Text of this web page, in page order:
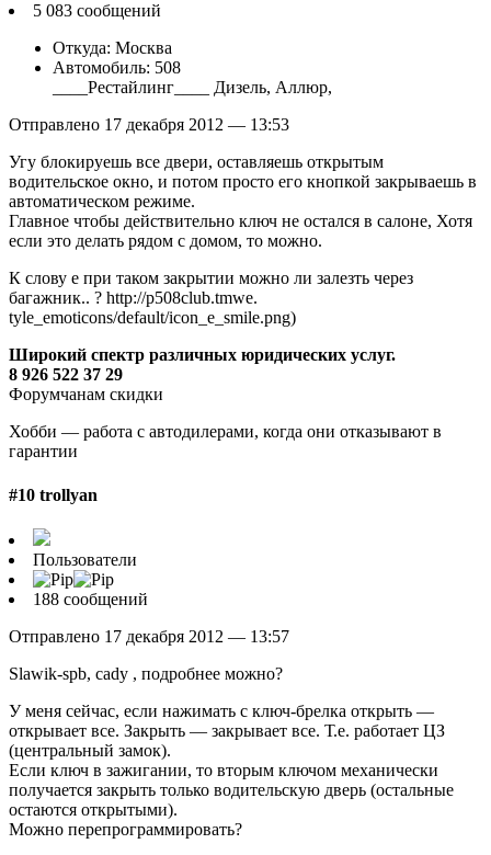
5 083 сообщений
Откуда: Москва
Автомобиль: 508
____Рестайлинг____ Дизель, Аллюр,
Отправлено 17 декабря 2012 — 13:53
Угу блокируешь все двери, оставляешь открытым
водительское окно, и потом просто его кнопкой закрываешь в
автоматическом режиме.
Главное чтобы действительно ключ не остался в салоне, Хотя
если это делать рядом с домом, то можно.
К слову е при таком закрытии можно ли залезть через
багажник.. ? http://p508club.tmwe.
tyle_emoticons/default/icon_e_smile.png)
Широкий спектр различных юридических услуг.
8 926 522 37 29
Форумчанам скидки
Хобби — работа с автодилерами, когда они отказывают в
гарантии
#10 trollyan
Пользователи
188 сообщений
Отправлено 17 декабря 2012 — 13:57
Slawik-spb, cady , подробнее можно?
У меня сейчас, если нажимать с ключ-брелка открыть —
открывает все. Закрыть — закрывает все. Т.е. работает ЦЗ
(центральный замок).
Если ключ в зажигании, то вторым ключом механически
получается закрыть только водительскую дверь (остальные
остаются открытыми).
Можно перепрограммировать?